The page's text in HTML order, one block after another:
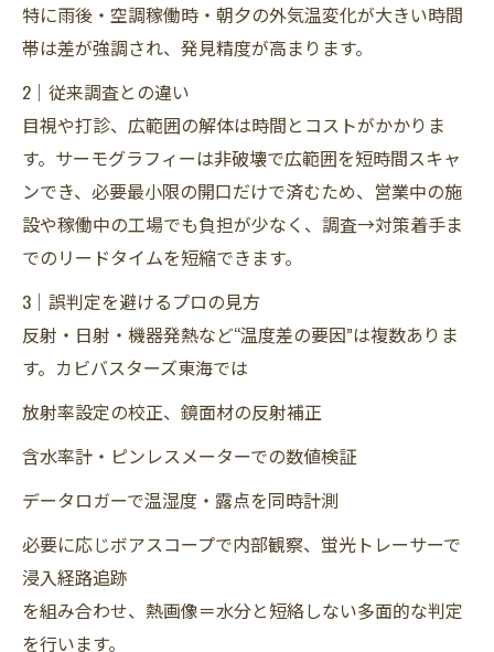
特に雨後・空調稼働時・朝夕の外気温変化が大きい時間
帯は差が強調され、発見精度が高まります。
2｜従来調査との違い
目視や打診、広範囲の解体は時間とコストがかかりま
す。サーモグラフィーは非破壊で広範囲を短時間スキャ
ンでき、必要最小限の開口だけで済むため、営業中の施
設や稼働中の工場でも負担が少なく、調査→対策着手ま
でのリードタイムを短縮できます。
3｜誤判定を避けるプロの見方
反射・日射・機器発熱など“温度差の要因”は複数ありま
す。カビバスターズ東海では
放射率設定の校正、鏡面材の反射補正
含水率計・ピンレスメーターでの数値検証
データロガーで温湿度・露点を同時計測
必要に応じボアスコープで内部観察、蛍光トレーサーで
浸入経路追跡
を組み合わせ、熱画像＝水分と短絡しない多面的な判定
を行います。